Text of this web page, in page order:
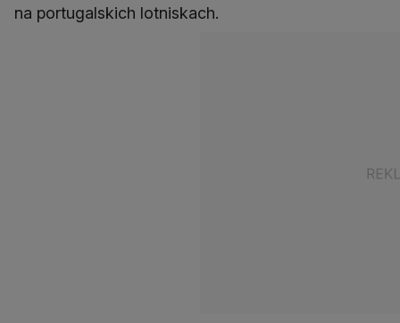
na portugalskich lotniskach.